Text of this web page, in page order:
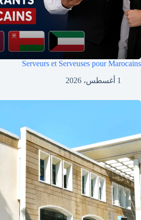
Serveurs et Serveuses pour Marocains
1 أغسطس، 2026